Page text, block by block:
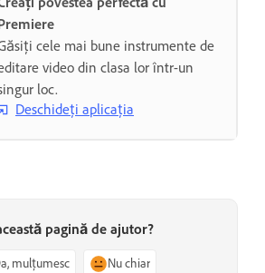
cele mai bune instrumente de
video din clasa lor într-un
loc.
Deschideți aplicația
pagină de ajutor?
mulțumesc Nu chiar